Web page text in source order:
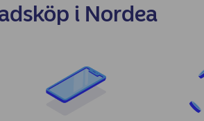
i Nordea